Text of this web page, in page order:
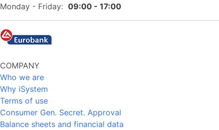
Monday - Friday: 09:00 - 17:00
COMPANY
Who we are
Why iSystem
Terms of use
Consumer Gen. Secret. Approval
Balance sheets and financial data